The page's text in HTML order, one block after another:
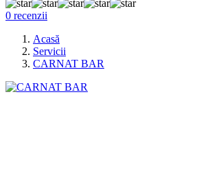
0 recenzii
Acasă
Servicii
CARNAT BAR